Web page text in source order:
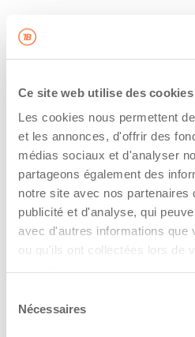
Ce site web utilise des cookies
Les cookies nous permettent
et les annonces, d'offrir des
médias sociaux et d'analyser
partageons également des
notre site avec nos partenaires
publicité et d'analyse, qui
avec d'autres informations que
ou qu'ils ont collectées lors de
Nécessaires